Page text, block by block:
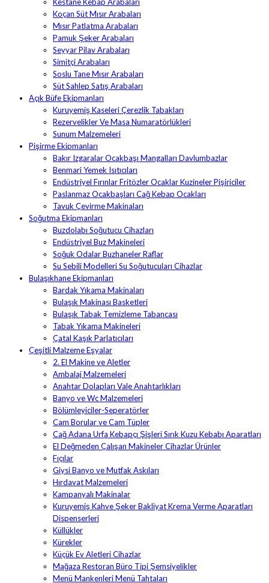
Koçan Süt Mısır Arabaları
Mısır Patlatma Arabaları
Pamuk Şeker Arabaları
Seyyar Pilav Arabaları
Simitçi Arabaları
Soslu Tane Mısır Arabaları
Süt Sahlep Satış Arabaları
Açık Büfe Ekipmanları
Kuruyemiş Kaseleri Çerezlik Tabakları
Rezervelikler Ve Masa Numaratörlükleri
Sunum Malzemeleri
Pişirme Ekipmanları
Bakır Izgaralar Ocakbaşı Mangalları Davlumbazlar
Benmari Yemek Isıtıcıları
Endüstriyel Fırınlar Fritözler Ocaklar Kuzineler Pişiriciler
Paslanmaz Ocakbaşları Cağ Kebap Ocakları
Tavuk Çevirme Makinaları
Soğutma Ekipmanları
Buzdolabı Soğutucu Cihazları
Endüstriyel Buz Makineleri
Soğuk Odalar Buzhaneler Raflar
Su Sebili Modelleri Su Soğutucuları Cihazlar
Bulaşıkhane Ekipmanları
Bardak Yıkama Makinaları
Bulaşık Makinası Basketleri
Bulaşık Tabak Temizleme Tabancası
Tabak Yıkama Makineleri
Çatal Kaşık Parlatıcıları
Çeşitli Malzeme Eşyalar
2. El Makine ve Aletler
Ambalaj Malzemeleri
Anahtar Dolapları Vale Anahtarlıkları
Banyo ve Wc Malzemeleri
Bölümleyiciler-Seperatörler
Cam Borular ve Cam Tüpler
Cağ Adana Urfa Kebapçı Şişleri Sırık Kuzu Kebabı Aparatları
El Değmeden Çalışan Makineler Cihazlar Ürünler
Fıçılar
Giysi Banyo ve Mutfak Askıları
Hırdavat Malzemeleri
Kampanyalı Makinalar
Kuruyemiş Kahve Şeker Bakliyat Krema Verme Aparatları
Dispenserleri
Küllükler
Kürekler
Küçük Ev Aletleri Cihazlar
Mağaza Restoran Büro Tipi Şemsiyelikler
Menü Mankenleri Menü Tahtaları